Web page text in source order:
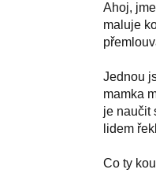
Ahoj,
maluje
Jednou
mamka
je naučit
lidem
Co ty